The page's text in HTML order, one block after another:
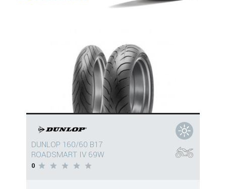
DUNLOP 160/60 B17
ROADSMART IV 69W
0